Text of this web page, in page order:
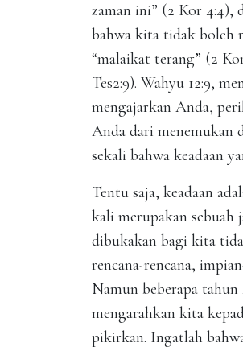
zaman ini” (2 Kor 4:4),
bahwa kita tidak boleh
“malaikat terang” (2
Tes2:9). Wahyu 12:9,
mengajarkan Anda,
Anda dari menemukan
sekali bahwa keadaan
Tentu saja, keadaan
kali merupakan
dibukakan bagi kita
rencana-rencana,
Namun beberapa
mengarahkan kita
pikirkan. Ingatlah